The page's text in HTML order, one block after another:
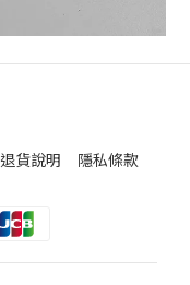
退貨說明 隱私條款